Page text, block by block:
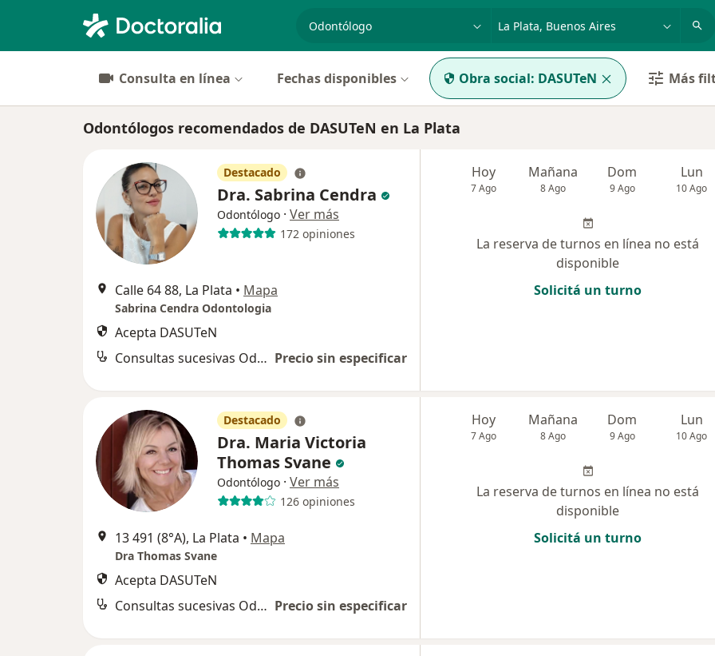
especialidad, enfermedad o nombre
Consulta en línea Fechas disponibles Obra social: DASUTeN Más
Odontólogos recomendados de DASUTeN en La Plata
Destacado
Dra. Sabrina Cendra
Odontólogo · Ver más
172 opiniones
Calle 64 88, La Plata • Mapa
Sabrina Cendra Odontologia
Acepta DASUTeN
Consultas sucesivas Odontología Precio sin especificar
Hoy
7 Ago
Mañana
8 Ago
Dom
9 Ago
Lun
10 Ago
La reserva de turnos en línea no está
disponible
Solicitá un turno
Destacado
Dra. Maria Victoria
Thomas Svane
Odontólogo · Ver más
126 opiniones
13 491 (8°A), La Plata • Mapa
Dra Thomas Svane
Acepta DASUTeN
Consultas sucesivas Odontología Precio sin especificar
Hoy
7 Ago
Mañana
8 Ago
Dom
9 Ago
Lun
10 Ago
La reserva de turnos en línea no está
disponible
Solicitá un turno